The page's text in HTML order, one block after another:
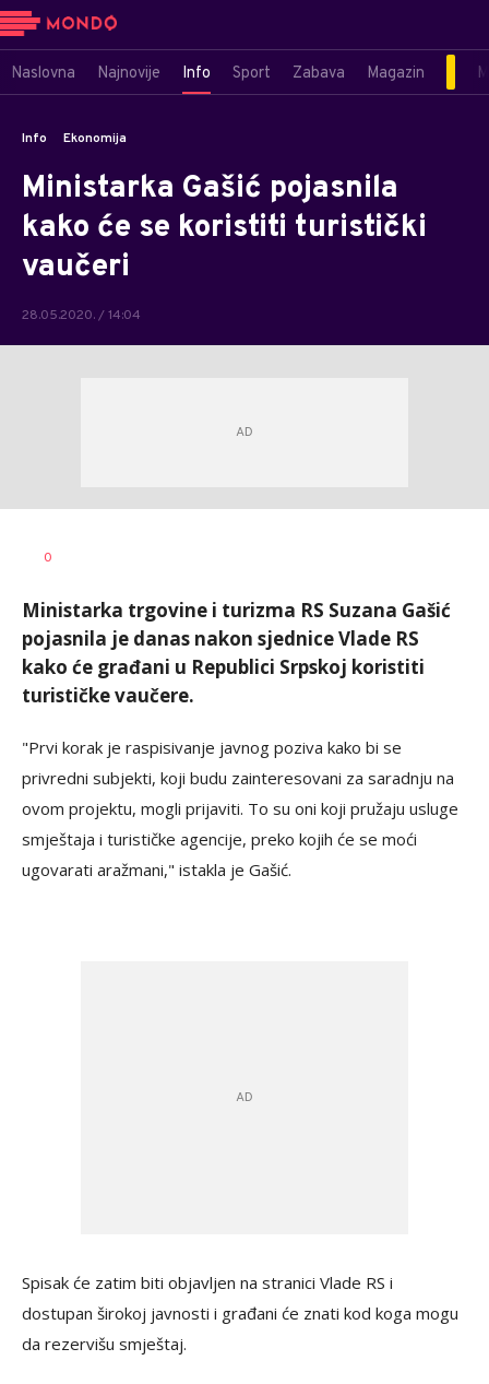
Naslovna Najnovije Info Sport Zabava Magazin
Info Ekonomija
Ministarka Gašić pojasnila
kako će se koristiti turistički
vaučeri
28.05.2020. / 14:04
AUTOR
0
Ministarka trgovine i turizma RS Suzana Gašić
pojasnila je danas nakon sjednice Vlade RS
kako će građani u Republici Srpskoj koristiti
turističke vaučere.
"Prvi korak je raspisivanje javnog poziva kako bi se
privredni subjekti, koji budu zainteresovani za saradnju na
ovom projektu, mogli prijaviti. To su oni koji pružaju usluge
smještaja i turističke agencije, preko kojih će se moći
ugovarati aražmani," istakla je Gašić.
Spisak će zatim biti objavljen na stranici Vlade RS i
dostupan širokoj javnosti i građani će znati kod koga mogu
da rezervišu smještaj.